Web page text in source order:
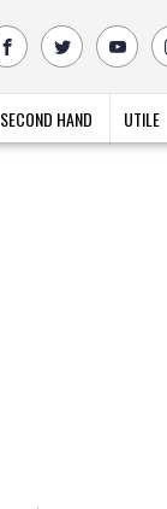
SECOND HAND UTILE